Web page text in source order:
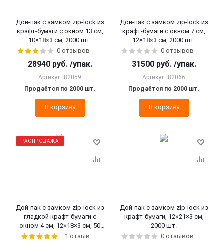
Дой-пак с замком zip-lock из
крафт-бумаги с окном 13 см,
10×18×3 cм, 2000 шт.
0 отзывов
28940 руб. /упак.
Артикул: 82059
Продаётся по 2000 шт.
В корзину
Дой-пак с замком zip-lock из
крафт-бумаги с окном 7 см,
12×18×3 cм, 2000 шт.
0 отзывов
31500 руб. /упак.
Артикул: 82066
Продаётся по 2000 шт.
В корзину
РАСПРОДАЖА
Дой-пак с замком zip-lock из
гладкой крафт-бумаги с
окном 4 см, 12×18×3 cм, 50
шт. 1 отзыв
Дой-пак с замком zip-lock из
крафт-бумаги, 12×21×3 cм,
2000 шт.
0 отзывов